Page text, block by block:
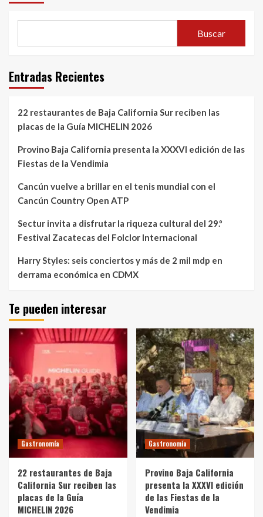
Buscar
Entradas Recientes
22 restaurantes de Baja California Sur reciben las
placas de la Guía MICHELIN 2026
Provino Baja California presenta la XXXVI edición de las
Fiestas de la Vendimia
Cancún vuelve a brillar en el tenis mundial con el
Cancún Country Open ATP
Sectur invita a disfrutar la riqueza cultural del 29.º
Festival Zacatecas del Folclor Internacional
Harry Styles: seis conciertos y más de 2 mil mdp en
derrama económica en CDMX
Te pueden interesar
Gastronomía
22 restaurantes de Baja
California Sur reciben las
placas de la Guía
MICHELIN 2026
Gastronomía
Provino Baja California
presenta la XXXVI edición
de las Fiestas de la
Vendimia